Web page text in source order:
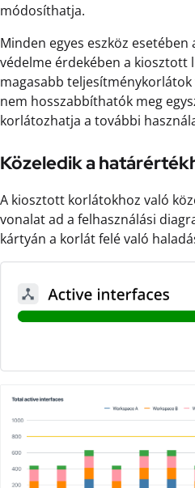
módosíthatja.
Minden egyes eszköz
védelme érdekében a kiosztott
magasabb teljesítménykorlátok
nem hosszabbíthatók meg
korlátozhatja a további
Közeledik a
A kiosztott korlátokhoz való
vonalat ad a felhasználási
kártyán a korlát felé való